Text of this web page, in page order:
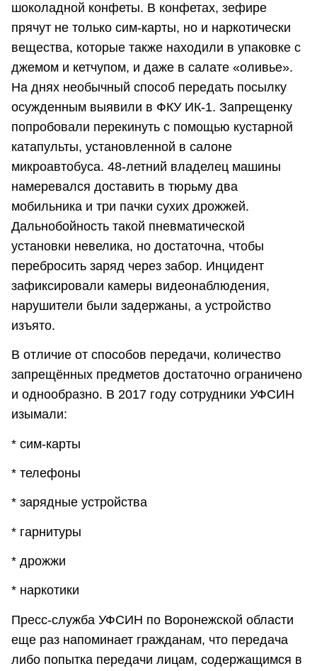
шоколадной конфеты. В конфетах, зефире
прячут не только сим-карты, но и наркотически
вещества, которые также находили в упаковке с
джемом и кетчупом, и даже в салате «оливье».
На днях необычный способ передать посылку
осужденным выявили в ФКУ ИК-1. Запрещенку
попробовали перекинуть с помощью кустарной
катапульты, установленной в салоне
микроавтобуса. 48-летний владелец машины
намеревался доставить в тюрьму два
мобильника и три пачки сухих дрожжей.
Дальнобойность такой пневматической
установки невелика, но достаточна, чтобы
перебросить заряд через забор. Инцидент
зафиксировали камеры видеонаблюдения,
нарушители были задержаны, а устройство
изъято.
В отличие от способов передачи, количество
запрещённых предметов достаточно ограничено
и однообразно. В 2017 году сотрудники УФСИН
изымали:
* сим-карты
* телефоны
* зарядные устройства
* гарнитуры
* дрожжи
* наркотики
Пресс-служба УФСИН по Воронежской области
еще раз напоминает гражданам, что передача
либо попытка передачи лицам, содержащимся в